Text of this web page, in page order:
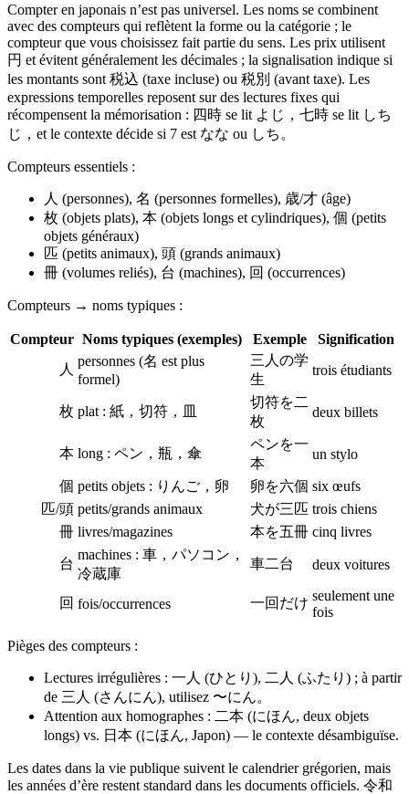
Compter en japonais n’est pas universel. Les noms se combinent
avec des compteurs qui reflètent la forme ou la catégorie ; le
compteur que vous choisissez fait partie du sens. Les prix utilisent
円 et évitent généralement les décimales ; la signalisation indique si
les montants sont 税込 (taxe incluse) ou 税別 (avant taxe). Les
expressions temporelles reposent sur des lectures fixes qui
récompensent la mémorisation : 四時 se lit よじ，七時 se lit しち
じ，et le contexte décide si 7 est なな ou しち。
Compteurs essentiels :
人 (personnes), 名 (personnes formelles), 歳/才 (âge)
枚 (objets plats), 本 (objets longs et cylindriques), 個 (petits
objets généraux)
匹 (petits animaux), 頭 (grands animaux)
冊 (volumes reliés), 台 (machines), 回 (occurrences)
Compteurs → noms typiques :
Compteur Noms typiques (exemples) Exemple
Signification
人
personnes (名 est plus
formel)
三人の学
生
trois étudiants
枚 plat : 紙，切符，皿
切符を二
枚
deux billets
本 long : ペン，瓶，傘
ペンを一
本
un stylo
個 petits objets : りんご，卵 卵を六個 six œufs
匹/頭 petits/grands animaux 犬が三匹 trois chiens
冊 livres/magazines 本を五冊 cinq livres
台
machines : 車，パソコン，
冷蔵庫
車二台 deux voitures
回 fois/occurrences 一回だけ seulement une
fois
Pièges des compteurs :
Lectures irrégulières : 一人 (ひとり), 二人 (ふたり) ; à partir
de 三人 (さんにん), utilisez 〜にん。
Attention aux homographes : 二本 (にほん, deux objets
longs) vs. 日本 (にほん, Japon) — le contexte désambiguïse.
Les dates dans la vie publique suivent le calendrier grégorien, mais
les années d’ère restent standard dans les documents officiels. 令和